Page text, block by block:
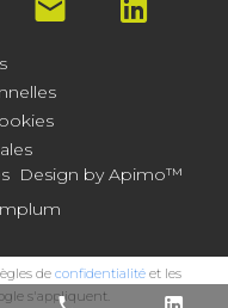
Design byApimo™
de confidentialité et les
s'appliquent.